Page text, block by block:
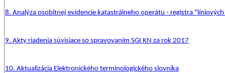
8. Analýza osobitnej evidencie katastrálneho operátu - registra
9. Akty riadenia súvisiace so spravovaním SGI KN za rok 2017
10. Aktualizácia Elektronického terminologického slovníka